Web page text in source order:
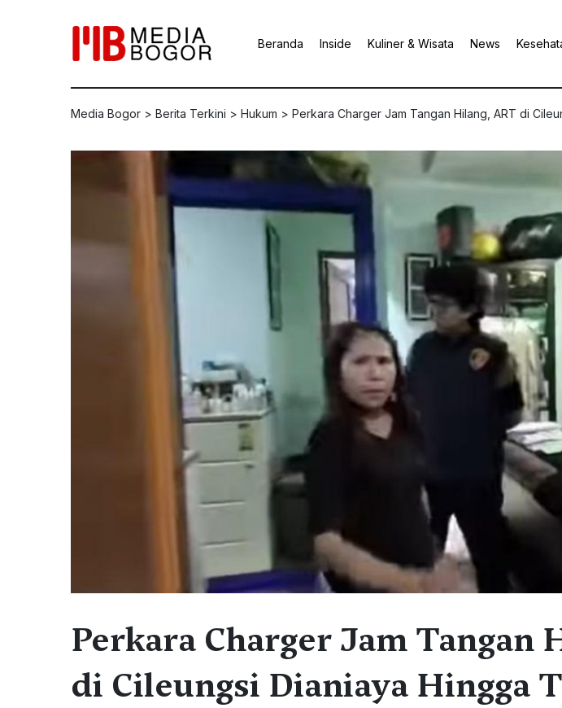
Beranda Inside Kuliner & Wisata News
Media Bogor > Berita Terkini > Hukum > Perkara Charger Jam Tangan Hilang, ART di
Perkara Charger Jam Tangan
di Cileungsi Dianiaya Hingga